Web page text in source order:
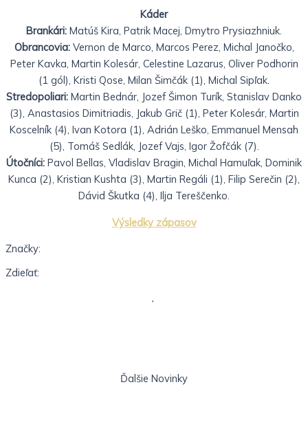
Káder
Brankári: Matúš Kira, Patrik Macej, Dmytro Prysiazhniuk.
Obrancovia:Vernon de Marco, Marcos Perez, Michal Janočko,
Peter Kavka, Martin Kolesár, Celestine Lazarus, Oliver Podhorin
(1 gól), Kristi Qose, Milan Šimčák (1), Michal Sipľak.
Stredopoliari: Martin Bednár, Jozef Šimon Turík, Stanislav Danko
(3), Anastasios Dimitriadis, Jakub Grič (1), Peter Kolesár, Martin
Koscelník (4), Ivan Kotora (1), Adrián Leško, Emmanuel Mensah
(5), Tomáš Sedlák, Jozef Vajs, Igor Žofčák (7).
Útočníci: Pavol Bellas, Vladislav Bragin, Michal Hamuľak, Dominik
Kunca (2), Kristian Kushta (3), Martin Regáli (1), Filip Serečin (2),
Dávid Škutka (4), Ilja Tereščenko.
Výsledky zápasov
Značky:
Zdieľať:
Ďalšie Novinky